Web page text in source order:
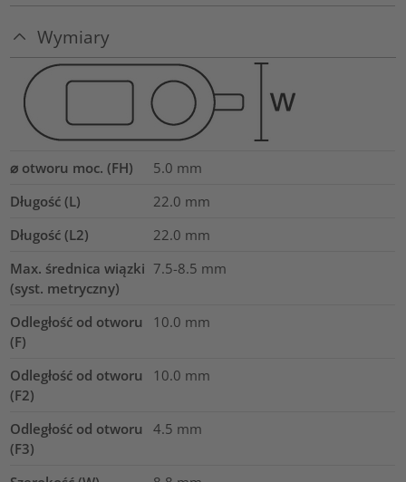
Wymiary
⌀ otworu moc. (FH)
5.0 mm
Długość (L)
22.0 mm
Długość (L2)
22.0 mm
Max. średnica wiązki
(syst. metryczny)
7.5-8.5 mm
Odległość od otworu
(F)
10.0 mm
Odległość od otworu
(F2)
10.0 mm
Odległość od otworu
(F3)
4.5 mm